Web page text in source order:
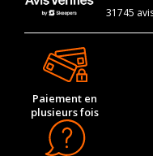
31745
Paiement en
plusieurs fois